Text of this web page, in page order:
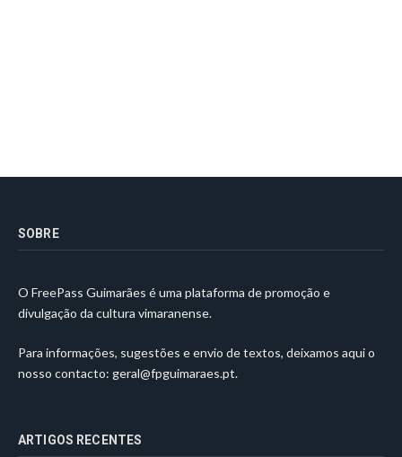
SOBRE
O FreePass Guimarães é uma plataforma de promoção e
divulgação da cultura vimaranense.
Para informações, sugestões e envio de textos, deixamos aqui o
nosso contacto: geral@fpguimaraes.pt.
ARTIGOS RECENTES